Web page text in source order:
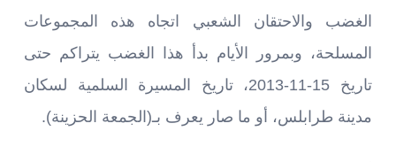
الغضب والاحتقان الشعبي اتجاه هذه المجموعات
المسلحة، وبمرور الأيام بدأ هذا الغضب يتراكم حتى
تاريخ 15-11-2013، تاريخ المسيرة السلمية لسكان
مدينة طرابلس، أو ما صار يعرف بـ(الجمعة الحزينة).